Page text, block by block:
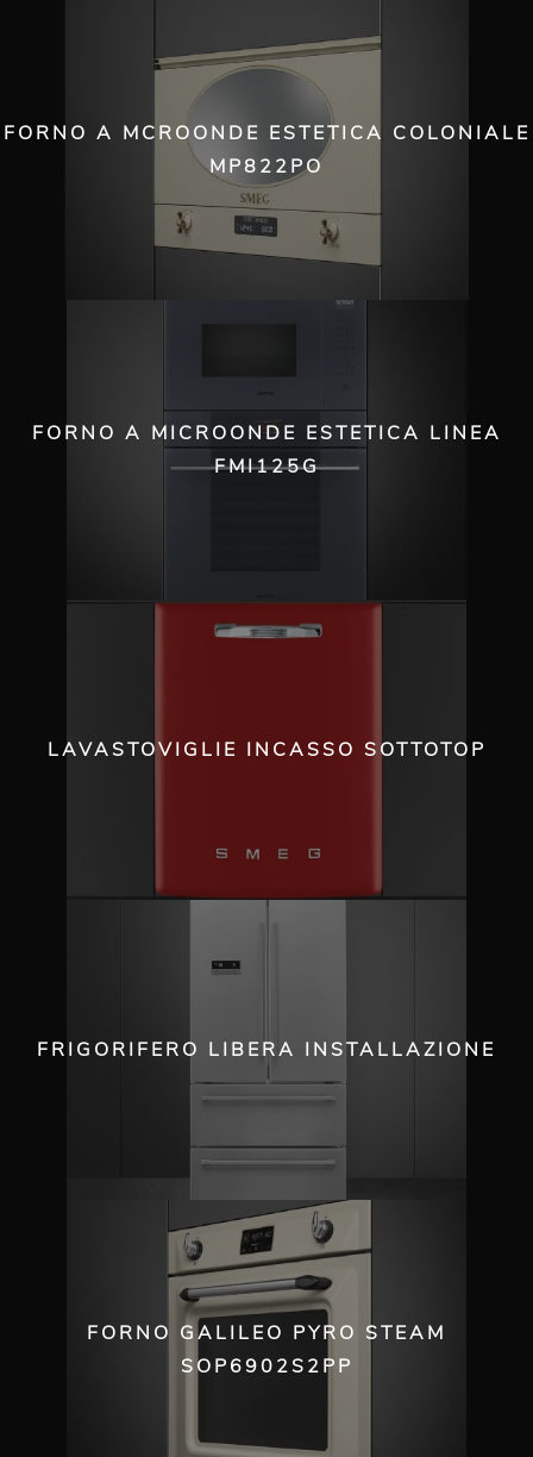
FORNO A MCROONDE ESTETICA COLONIALE
MP822PO
FORNO A MICROONDE ESTETICA LINEA
FMI125G
LAVASTOVIGLIE INCASSO SOTTOTOP
FRIGORIFERO LIBERA INSTALLAZIONE
FORNO GALILEO PYRO STEAM
SOP6902S2PP